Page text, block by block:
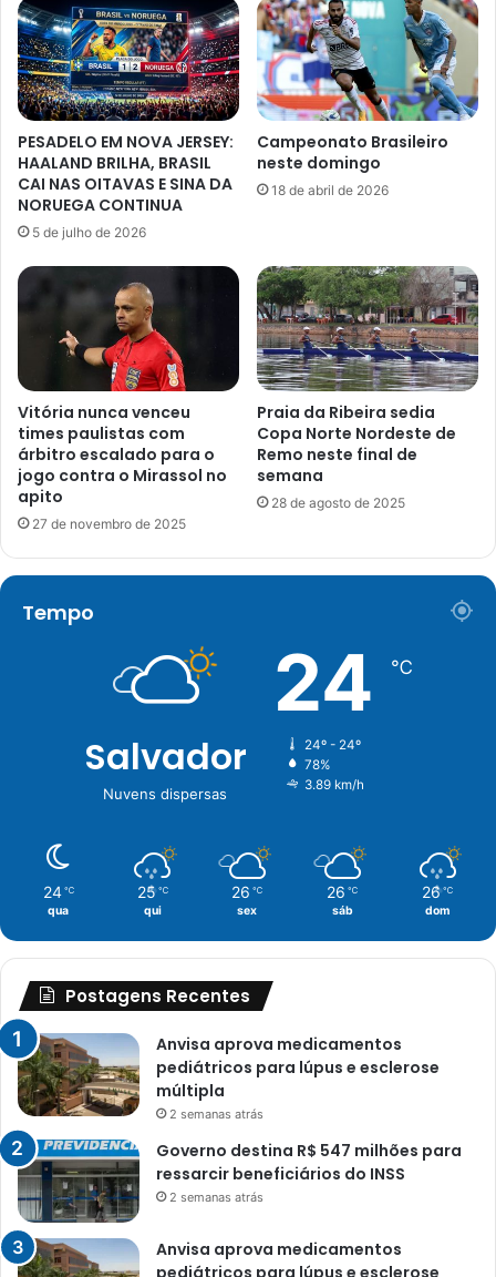
PESADELO EM NOVA JERSEY:
HAALAND BRILHA, BRASIL
CAI NAS OITAVAS E SINA DA
NORUEGA CONTINUA
5 de julho de 2026
Campeonato Brasileiro
neste domingo
18 de abril de 2026
Vitória nunca venceu
times paulistas com
árbitro escalado para o
jogo contra o Mirassol no
apito
27 de novembro de 2025
Praia da Ribeira sedia
Copa Norte Nordeste de
Remo neste final de
semana
28 de agosto de 2025
Tempo
Salvador
Nuvens dispersas
24 ℃
24º - 24º
78%
3.89 km/h
24 ℃
qua
25 ℃
qui
26 ℃
sex
26 ℃
sáb
26 ℃
dom
Postagens Recentes
Anvisa aprova medicamentos
pediátricos para lúpus e esclerose
múltipla
2 semanas atrás
Governo destina R$ 547 milhões para
ressarcir beneficiários do INSS
2 semanas atrás
Anvisa aprova medicamentos
pediátricos para lúpus e esclerose